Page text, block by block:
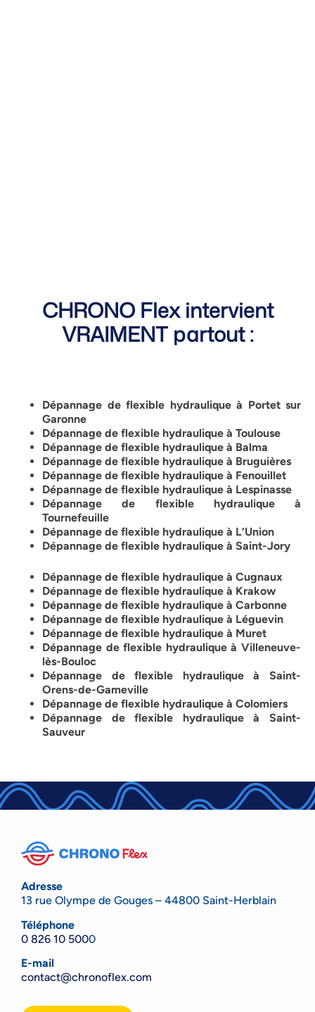
CHRONO Flex intervient
VRAIMENT partout :
Dépannage de flexible hydraulique à Portet sur
Garonne
Dépannage de flexible hydraulique à Toulouse
Dépannage de flexible hydraulique à Balma
Dépannage de flexible hydraulique à Bruguières
Dépannage de flexible hydraulique à Fenouillet
Dépannage de flexible hydraulique à Lespinasse
Dépannage de flexible hydraulique à
Tournefeuille
Dépannage de flexible hydraulique à L’Union
Dépannage de flexible hydraulique à Saint-Jory
Dépannage de flexible hydraulique à Cugnaux
Dépannage de flexible hydraulique à Krakow
Dépannage de flexible hydraulique à Carbonne
Dépannage de flexible hydraulique à Léguevin
Dépannage de flexible hydraulique à Muret
Dépannage de flexible hydraulique à Villeneuve-
lès-Bouloc
Dépannage de flexible hydraulique à Saint-
Orens-de-Gameville
Dépannage de flexible hydraulique à Colomiers
Dépannage de flexible hydraulique à Saint-
Sauveur
Adresse
13 rue Olympe de Gouges – 44800 Saint-Herblain
Téléphone
0 826 10 5000
E-mail
contact@chronoflex.com